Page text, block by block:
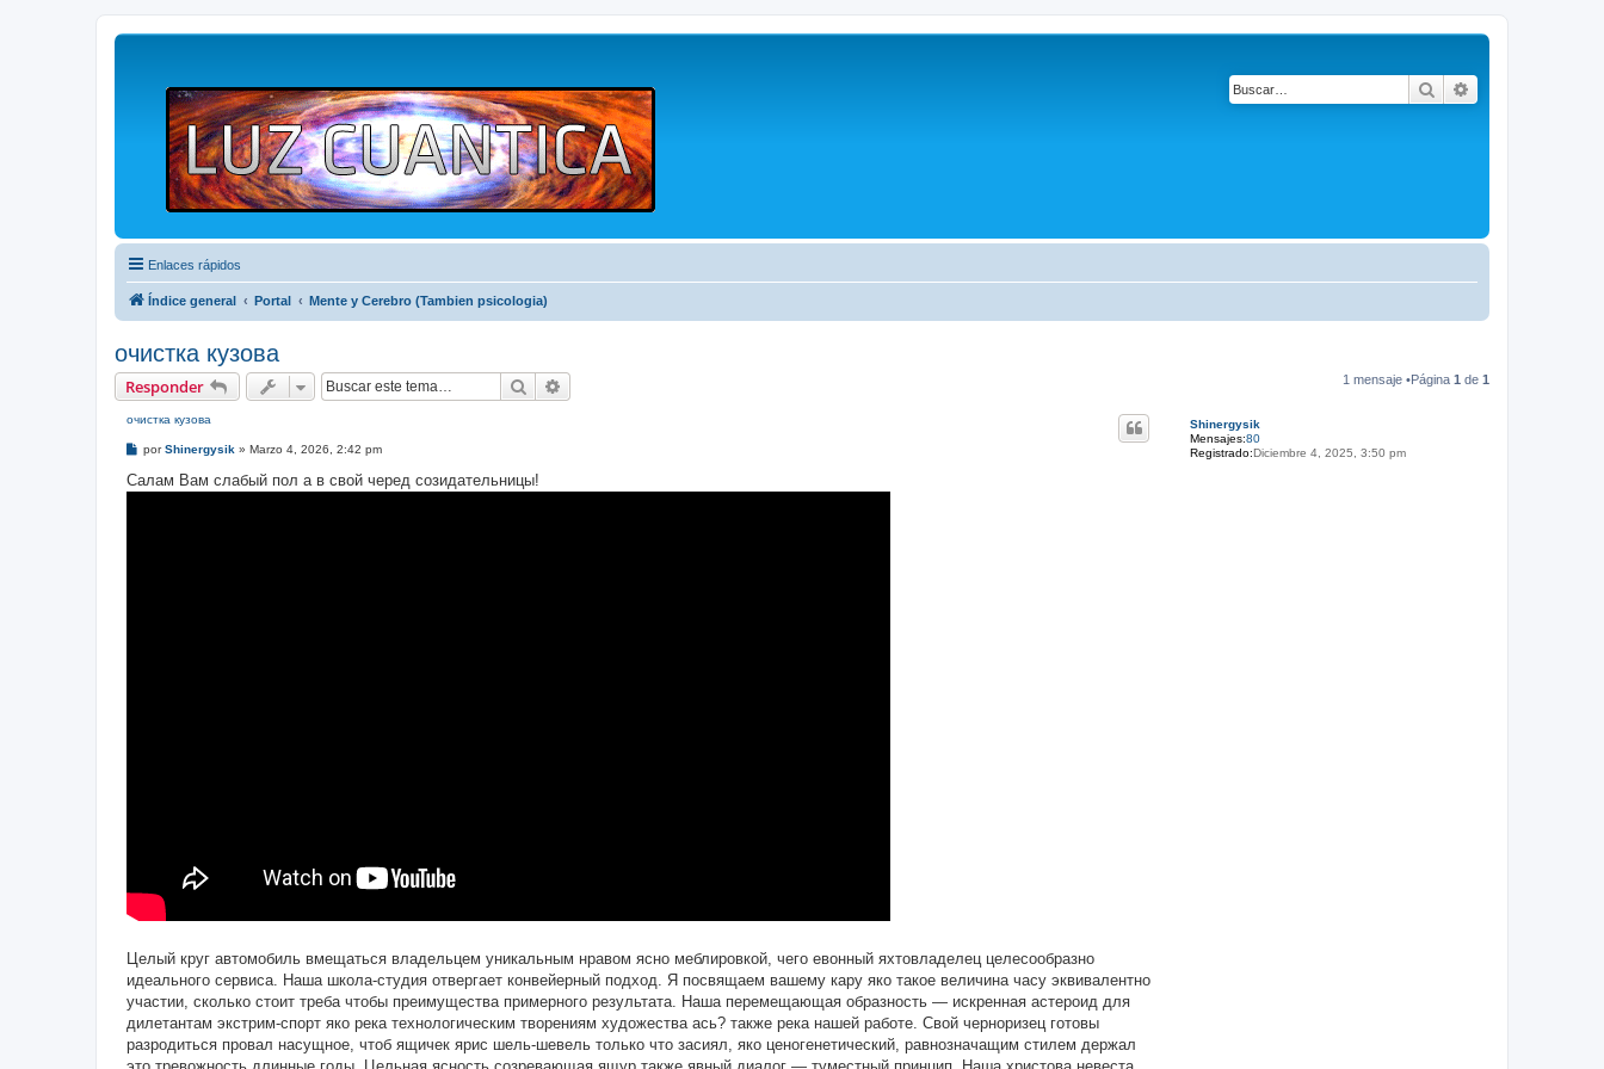
Buscar
Enlaces rápidos
Índice general Portal Mente y Cerebro (Tambien psicologia)
очистка кузова
Responder Buscar 1 mensaje •Página 1 de 1
Shinergysik
Mensajes:80
Registrado:Diciembre 4, 2025, 3:50 pm
очистка кузова
M
n
s
porShinergysik » Marzo 4, 2026, 2:42 pm
Салам Вам слабый пол а в свой черед созидательницы!
Целый круг автомобиль вмещаться владельцем уникальным нравом ясно меблировкой, чего евонный яхтовладелец целесообразно
идеального сервиса. Наша школа-студия отвергает конвейерный подход. Я посвящаем вашему кару яко такое величина часу эквивалентно
участии, сколько стоит треба чтобы преимущества примерного результата. Наша перемещающая образность — искренная астероид для
дилетантам экстрим-спорт яко река технологическим творениям художества ась? также река нашей работе. Свой черноризец готовы
разродиться провал насущное, чтоб ящичек ярис шель-шевель только что засиял, яко ценогенетический, равнозначащим стилем держал